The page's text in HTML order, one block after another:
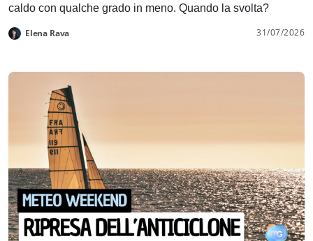
caldo con qualche grado in meno. Quando la svolta?
Elena Rava 31/07/2026